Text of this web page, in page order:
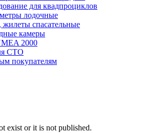
для квадпроциклов
лодочные
спасательные
камеры
2000
СТО
покупателям
exist or it is not published.